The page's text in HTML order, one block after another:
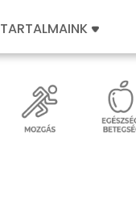
TARTALMAINK